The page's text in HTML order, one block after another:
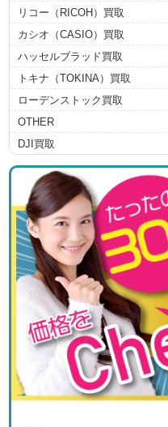
リコー（RICOH）買取
カシオ（CASIO）買取
ハッセルブラッド買取
トキナ（TOKINA）買取
ローデンストック買取
OTHER
DJI買取